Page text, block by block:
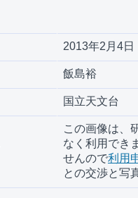
2013年2月4日
飯島裕
国立天文台
この画像は、
なく利用でき
せんので利用
との交渉と写